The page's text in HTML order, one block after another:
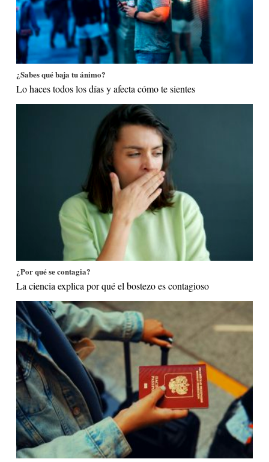
¿Sabes qué baja tu ánimo?
Lo haces todos los días y afecta cómo te sientes
¿Por qué se contagia?
La ciencia explica por qué el bostezo es contagioso